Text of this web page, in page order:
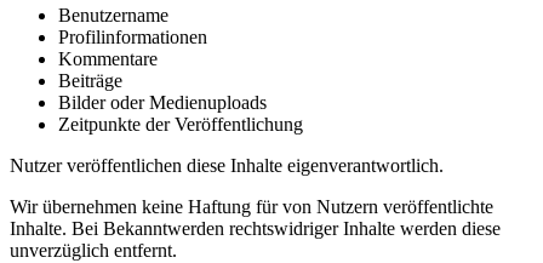
Benutzername
Profilinformationen
Kommentare
Beiträge
Bilder oder Medienuploads
Zeitpunkte der Veröffentlichung
Nutzer veröffentlichen diese Inhalte eigenverantwortlich.
Wir übernehmen keine Haftung für von Nutzern veröffentlichte
Inhalte. Bei Bekanntwerden rechtswidriger Inhalte werden diese
unverzüglich entfernt.